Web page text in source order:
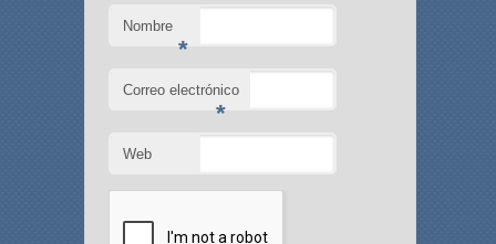
Nombre
*
Correo electrónico
*
Web